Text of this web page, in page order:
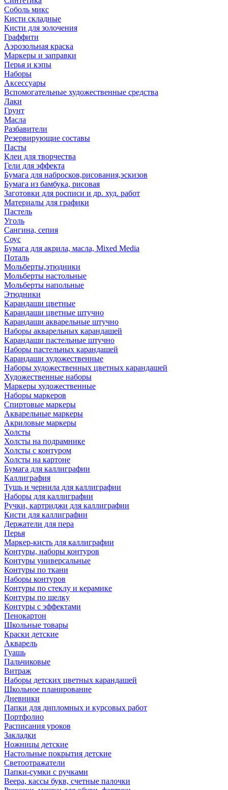
Соболь микс
Кисти складные
Кисти для золочения
Граффити
Аэрозольная краска
Маркеры и заправки
Перья и кэпы
Наборы
Аксессуары
Вспомогательные художественные средства
Лаки
Грунт
Масла
Разбавители
Резервирующие составы
Пасты
Клеи для творчества
Гели для эффекта
Бумага для набросков,рисования,эскизов
Бумага из бамбука, рисовая
Заготовки для росписи и др. худ. работ
Материалы для графики
Пастель
Уголь
Сангина, сепия
Соус
Бумага для акрила, масла, Mixed Media
Поталь
Мольберты,этюдники
Мольберты настольные
Мольберты напольные
Этюдники
Карандаши цветные
Карандаши цветные штучно
Карандаши акварельные штучно
Наборы акварельных карандашей
Карандаши пастельные штучно
Наборы пастельных карандашей
Карандаши художественные
Наборы художественных цветных карандашей
Художественные наборы
Маркеры художественные
Наборы маркеров
Спиртовые маркеры
Акварельные маркеры
Акриловые маркеры
Холсты
Холсты на подрамнике
Холсты с контуром
Холсты на картоне
Бумага для каллиграфии
Каллиграфия
Тушь и чернила для каллиграфии
Наборы для каллиграфии
Ручки, картриджи для каллиграфии
Кисти для каллиграфии
Держатели для пера
Перья
Маркер-кисть для каллиграфии
Контуры, наборы контуров
Контуры универсальные
Контуры по ткани
Наборы контуров
Контуры по стеклу и керамике
Контуры по шелку
Контуры с эффектами
Пенокартон
Школьные товары
Краски детские
Акварель
Гуашь
Пальчиковые
Витраж
Наборы детских цветных карандашей
Школьное планирование
Дневники
Папки для дипломных и курсовых работ
Портфолио
Расписания уроков
Закладки
Ножницы детские
Настольные покрытия детские
Светоотражатели
Папки-сумки с ручками
Веера, кассы букв, счетные палочки